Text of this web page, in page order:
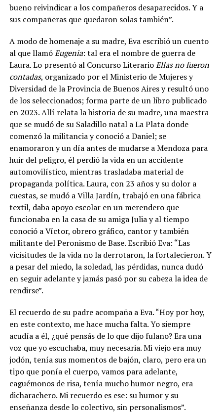
bueno reivindicar a los compañeros desaparecidos. Y a
sus compañeras que quedaron solas también”.
A modo de homenaje a su madre, Eva escribió un cuento
al que llamóEugenia: tal era el nombre de guerra de
Laura. Lo presentó al Concurso LiterarioEllas no fueron
contadas, organizado por el Ministerio de Mujeres y
Diversidad de la Provincia de Buenos Aires y resultó uno
de los seleccionados; forma parte de un libro publicado
en 2023. Allí relata la historia de su madre, una maestra
que se mudó de su Saladillo natal a La Plata donde
comenzó la militancia y conoció a Daniel; se
enamoraron y un día antes de mudarse a Mendoza para
huir del peligro, él perdió la vida en un accidente
automovilístico, mientras trasladaba material de
propaganda política. Laura, con 23 años y su dolor a
cuestas, se mudó a Villa Jardín, trabajó en una fábrica
textil, daba apoyo escolar en un merendero que
funcionaba en la casa de su amiga Julia y al tiempo
conoció a Víctor, obrero gráfico, cantor y también
militante del Peronismo de Base. Escribió Eva: “Las
vicisitudes de la vida no la derrotaron, la fortalecieron. Y
a pesar del miedo, la soledad, las pérdidas, nunca dudó
en seguir adelante y jamás pasó por su cabeza la idea de
rendirse”.
El recuerdo de su padre acompaña a Eva. “Hoy por hoy,
en este contexto, me hace mucha falta. Yo siempre
acudía a él, ¿qué pensás de lo que dijo fulano? Era una
voz que yo escuchaba, muy necesaria. Mi viejo era muy
jodón, tenía sus momentos de bajón, claro, pero era un
tipo que ponía el cuerpo, vamos para adelante,
caguémonos de risa, tenía mucho humor negro, era
dicharachero. Mi recuerdo es ese: su humor y su
enseñanza desde lo colectivo, sin personalismos”.